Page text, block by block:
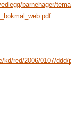
barnehager/
kd/red/2006/0107/ddd/